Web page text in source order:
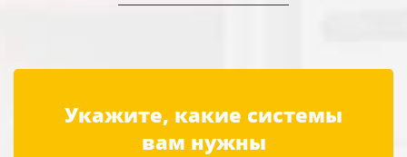
Укажите, какие системы
вам нужны